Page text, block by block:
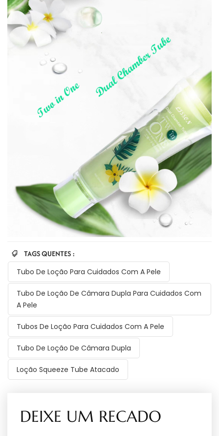
TAGS QUENTES :
Tubo De Loção Para Cuidados Com A Pele
Tubo De Loção De Câmara Dupla Para Cuidados Com
A Pele
Tubos De Loção Para Cuidados Com A Pele
Tubo De Loção De Câmara Dupla
Loção Squeeze Tube Atacado
DEIXE UM RECADO